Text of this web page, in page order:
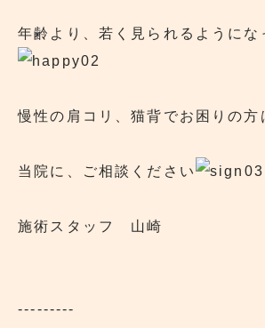
年齢より、若く見られるようにな
慢性の肩コリ、猫背でお困りの方
当院に、ご相談ください
施術スタッフ 山崎
---------